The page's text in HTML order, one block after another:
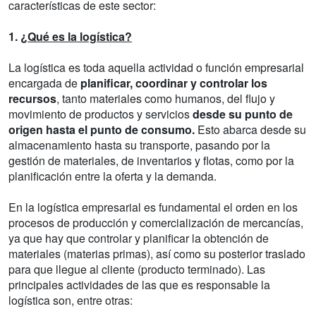
características de este sector:
1. ¿Qué es la logística?
La logística es toda aquella actividad o función empresarial
encargada de planificar, coordinar y controlar los
recursos, tanto materiales como humanos, del flujo y
movimiento de productos y serviciosdesde su punto de
origen hasta el punto de consumo. Esto abarca desde su
almacenamiento hasta su transporte, pasando por la
gestión de materiales, de inventarios y flotas, como por la
planificación entre la oferta y la demanda.
En la logística empresarial es fundamental el orden en los
procesos de producción y comercialización de mercancías,
ya que hay que controlar y planificar la obtención de
materiales (materias primas), así como su posterior traslado
para que llegue al cliente (producto terminado). Las
principales actividades de las que es responsable la
logística son, entre otras: